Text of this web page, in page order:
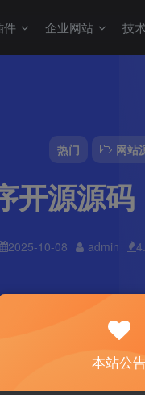
热门 网站
开源源
2025-10-08 admin
件 企业网站 技
本站公